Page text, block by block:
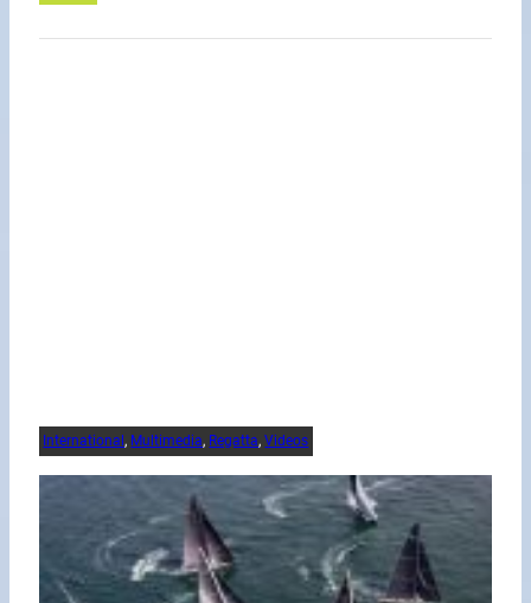
International, Multimedia, Regatta, Videos